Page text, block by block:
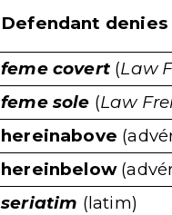
Defendant
feme covert (Law
feme sole (Law
hereinabove
hereinbelow
seriatim (latim)